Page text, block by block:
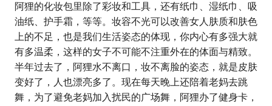
阿狸的化妆包里除了彩妆和工具，还有纸巾、湿纸巾、吸
油纸、护手霜，等等。妆容不光可以改善女人肤质和肤色
上的不足，也是我们生活姿态的体现，你内心有多强大就
有多温柔，这样的女子不可能不注重外在的体面与精致。
半年过去了，阿狸水不离口，妆不离脸的姿态，就是皮肤
变好了，人也漂亮多了。现在每天晚上还陪着老妈去跳
舞，为了避免老妈加入扰民的广场舞，阿狸办了健身卡，